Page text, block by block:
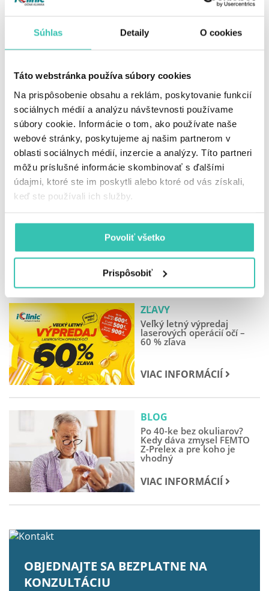
Súhlas Detaily O cookies
Táto webstránka používa súbory cookies
Na prispôsobenie obsahu a reklám, poskytovanie funkcií
sociálnych médií a analýzu návštevnosti používame
súbory cookie. Informácie o tom, ako používate naše
webové stránky, poskytujeme aj našim partnerom v
oblasti sociálnych médií, inzercie a analýzy. Títo partneri
môžu príslušné informácie skombinovať s ďalšími
údajmi, ktoré ste im poskytli alebo ktoré od vás získali,
keď ste používali ich služby.
Povoliť všetko
Prispôsobiť
MUDr. Ivo Ďurkovič
digitálneho namáhania
očí
BLOG
Nosíte kontaktné šošovky
celé roky? 7 dôvodov,
prečo pred letom zvážiť
trvalé odstránenie dioptrií
VIAC INFORMÁCIÍ
vývoj v očnej chirurgii.
Sami ho posúvajú vpred
VIAC INFORMÁCIÍ
ZĽAVY
Veľký letný výpredaj
laserových operácií očí –
60 % zľava
VIAC INFORMÁCIÍ
BLOG
Po 40-ke bez okuliarov?
Kedy dáva zmysel FEMTO
Z-Prelex a pre koho je
vhodný
VIAC INFORMÁCIÍ
OBJEDNAJTE SA BEZPLATNE NA
KONZULTÁCIU